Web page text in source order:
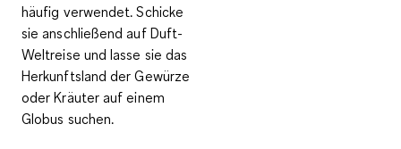
häufig verwendet. Schicke
sie anschließend auf Duft-
Weltreise und lasse sie das
Herkunftsland der Gewürze
oder Kräuter auf einem
Globus suchen.